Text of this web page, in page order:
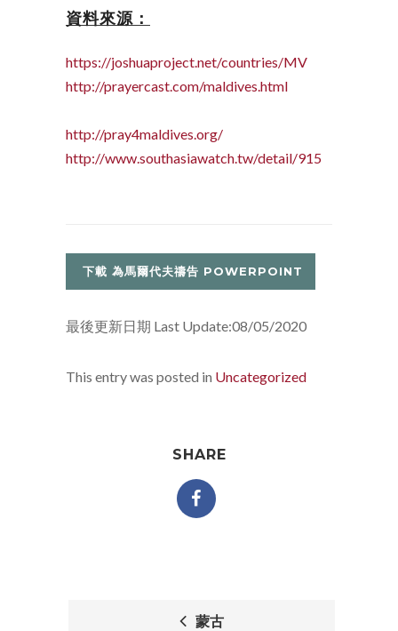
資料來源：
https://joshuaproject.net/countries/MV
http://prayercast.com/maldives.html
http://pray4maldives.org/
http://www.southasiawatch.tw/detail/915
下載 為馬爾代夫禱告 POWERPOINT
最後更新日期 Last Update:08/05/2020
This entry was posted in Uncategorized
SHARE
蒙古